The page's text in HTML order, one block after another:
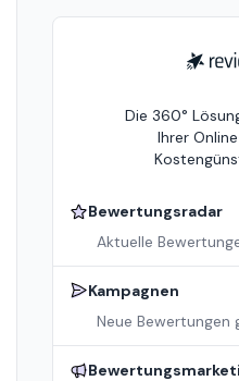
Die 360°
Ihrer
Bewertungsradar
Aktuelle
Kampagnen
Neue Bewertungen